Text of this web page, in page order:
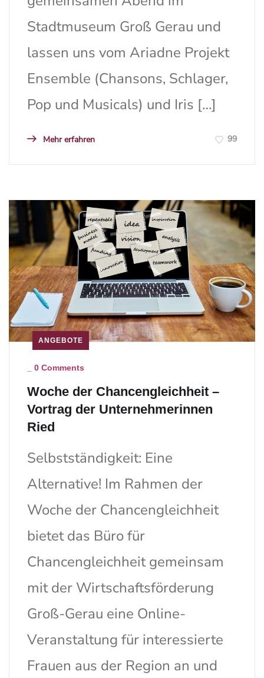
Stadtmuseum Groß Gerau und
lassen uns vom Ariadne Projekt
Ensemble (Chansons, Schlager,
Pop und Musicals) und Iris […]
Mehr erfahren 99
ANGEBOTE
0 Comments
Woche der Chancengleichheit –
Vortrag der Unternehmerinnen
Ried
Selbstständigkeit: Eine
Alternative! Im Rahmen der
Woche der Chancengleichheit
bietet das Büro für
Chancengleichheit gemeinsam
mit der Wirtschaftsförderung
Groß-Gerau eine Online-
Veranstaltung für interessierte
Frauen aus der Region an und